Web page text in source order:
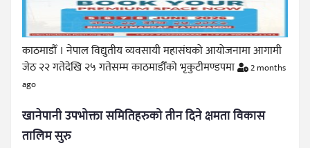
काठमाडौँ । नेपाल विद्युतीय व्यवसायी महासंघको आयोजनामा आगामी
जेठ २२ गतेदेखि २५ गतेसम्म काठमाडौँको भृकुटीमण्डपमा
2 months
ago
खानेपानी उपभोक्ता समितिहरुको तीन दिने क्षमता विकास
तालिम सुरु